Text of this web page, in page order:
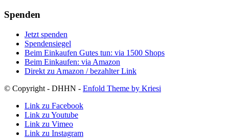
Spenden
Jetzt spenden
Spendensiegel
Beim Einkaufen Gutes tun: via 1500 Shops
Beim Einkaufen: via Amazon
Direkt zu Amazon / bezahlter Link
© Copyright - DHHN - Enfold Theme by Kriesi
Link zu Facebook
Link zu Youtube
Link zu Vimeo
Link zu Instagram